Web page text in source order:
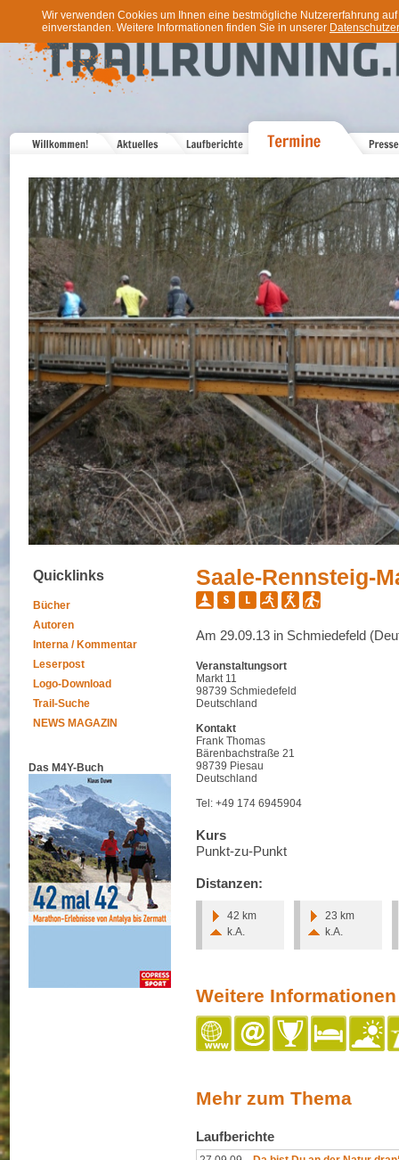
Wir verwenden Cookies um Ihnen eine bestmögliche Nutzererfahrung
einverstanden. Weitere Informationen finden Sie in unserer
Quicklinks
Bücher
Autoren
Interna / Kommentar
Leserpost
Logo-Download
Trail-Suche
NEWS MAGAZIN
Das M4Y-Buch
Saale-Rennsteig-
Am 29.09.13 in Schmiedefeld
Veranstaltungsort
Markt 11
98739 Schmiedefeld
Deutschland
Kontakt
Frank Thomas
Bärenbachstraße 21
98739 Piesau
Deutschland
Tel: +49 174 6945904
Kurs
Punkt-zu-Punkt
Distanzen:
42 km
k.A.
23 km
k.A.
Weitere Informationen
Mehr zum Thema
Laufberichte